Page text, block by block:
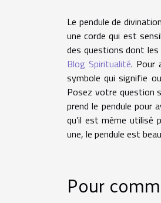
Le pendule de
une corde qui est
des questions dont les
Blog Spiritualité. Pour
symbole qui signifie
Posez votre question
prend le pendule pour
qu’il est même utilisé
une, le pendule est
Pour